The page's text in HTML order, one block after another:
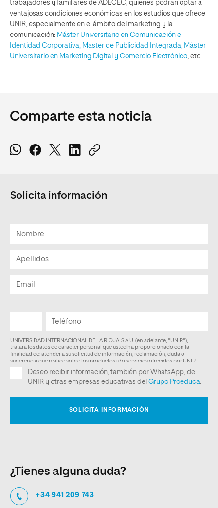
trabajadores y familiares de ADECEC, quienes podrán optar a
ventajosas condiciones económicas en los estudios que ofrece
UNIR, especialmente en el ámbito del marketing y la
comunicación: Máster Universitario en Comunicación e
Identidad Corporativa, Master de Publicidad Integrada, Máster
Universitario en Marketing Digital y Comercio Electrónico, etc.
Comparte esta noticia
Solicita información
¿Tienes alguna duda?
+34 941 209 743